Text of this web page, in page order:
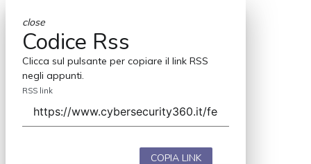
close
Codice Rss
Clicca sul pulsante per copiare il link RSS
negli appunti.
RSS link
COPIA LINK